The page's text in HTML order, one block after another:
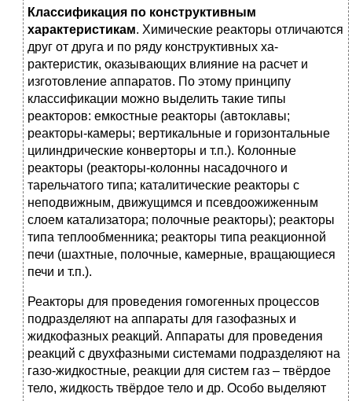
Классификация по конструктивным
характеристикам. Химиче­ские реакторы отличаются
друг от друга и по ряду конструктивных ха­
рактеристик, оказывающих влияние на расчет и
изготовление аппара­тов. По этому принципу
классификации можно выделить такие типы
реакторов: емкостные реакторы (автоклавы;
реакторы-камеры; вер­тикальные и горизонтальные
цилиндрические конверторы и т.п.). Колонные
реакторы (реакторы-колонны насадочного и
тарельчатого типа; каталитические реакторы с
неподвижным, движущимся и псевдоожиженным
слоем катализатора; полочные реакторы); реакторы
ти­па теплообменника; реакторы типа реакционной
печи (шахтные, полочные, камерные, вращающиеся
печи и т.п.).
Реакторы для проведения гомогенных процессов
подразделяют на аппараты для газофазных и
жидкофазных реакций. Аппараты для проведения
реакций с двухфазными системами подразделяют на
газо-жидкостные, реакции для систем газ – твёрдое
тело, жидкость твёрдое тело и др. Особо выделяют